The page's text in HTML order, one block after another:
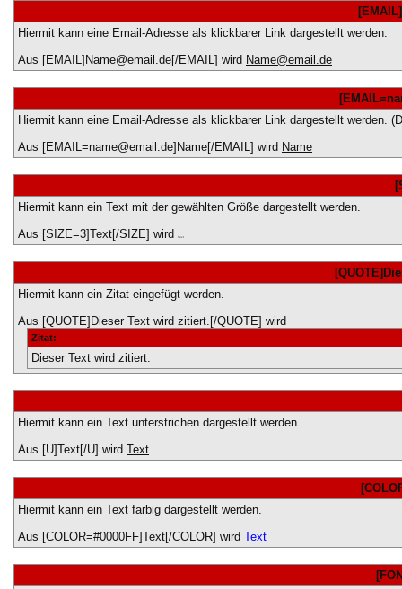
Hiermit kann eine Email-Adresse als klickbarer Link dargestellt werden.
Aus [EMAIL]Name@email.de[/EMAIL] wird Name@email.de
Hiermit kann eine Email-Adresse als klickbarer Link dargestellt werden.
Aus [EMAIL=name@email.de]Name[/EMAIL] wird Name
Hiermit kann ein Text mit der gewählten Größe dargestellt werden.
Aus [SIZE=3]Text[/SIZE] wird
Text
Hiermit kann ein Zitat eingefügt werden.
Aus [QUOTE]Dieser Text wird zitiert.[/QUOTE] wird
Zitat:
Dieser Text wird zitiert.
Hiermit kann ein Text unterstrichen dargestellt werden.
Aus [U]Text[/U] wird Text
Hiermit kann ein Text farbig dargestellt werden.
Aus [COLOR=#0000FF]Text[/COLOR] wird Text